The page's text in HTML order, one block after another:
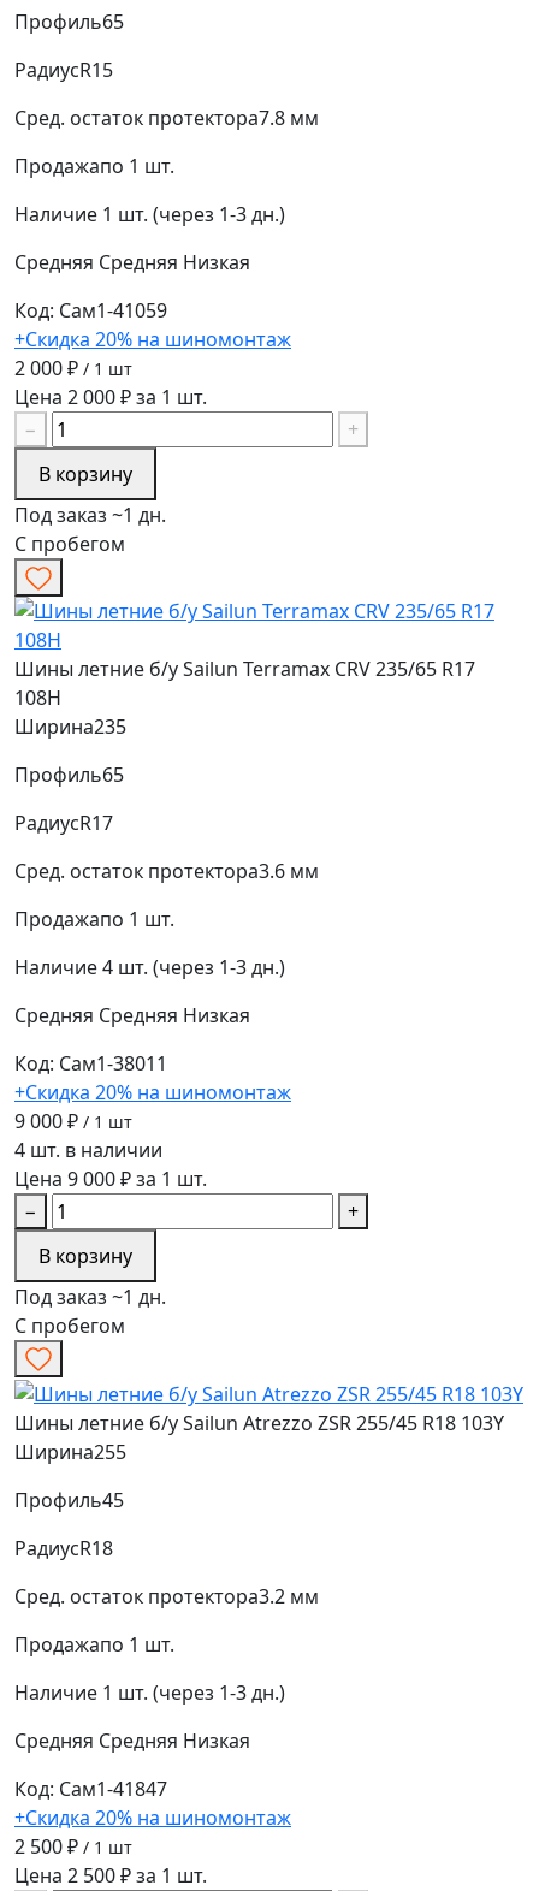
Профиль65
РадиусR15
Сред. остаток протектора7.8 мм
Продажапо 1 шт.
Наличие 1 шт. (через 1-3 дн.)
Средняя Средняя Низкая
Код: Сам1-41059
+Скидка 20% на шиномонтаж
2 000 ₽ / 1 шт
Цена 2 000 ₽ за 1 шт.
−
+
В корзину
Под заказ ~1 дн.
С пробегом
Шины летние б/у Sailun Terramax CRV 235/65 R17
108H
Ширина235
Профиль65
РадиусR17
Сред. остаток протектора3.6 мм
Продажапо 1 шт.
Наличие4 шт. (через 1-3 дн.)
Средняя Средняя Низкая
Код: Сам1-38011
+Скидка 20% на шиномонтаж
9 000 ₽ / 1 шт
4 шт. в наличии
Цена 9 000 ₽ за 1 шт.
−
+
В корзину
Под заказ ~1 дн.
С пробегом
Шины летние б/у Sailun Atrezzo ZSR 255/45 R18 103Y
Ширина255
Профиль45
РадиусR18
Сред. остаток протектора3.2 мм
Продажапо 1 шт.
Наличие 1 шт. (через 1-3 дн.)
Средняя Средняя Низкая
Код: Сам1-41847
+Скидка 20% на шиномонтаж
2 500 ₽ / 1 шт
Цена 2 500 ₽ за 1 шт.